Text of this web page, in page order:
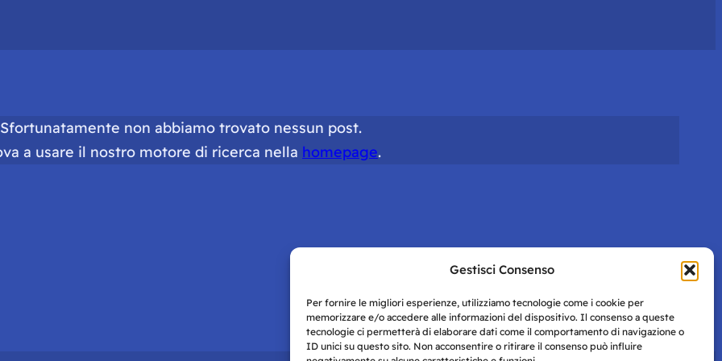
Gestisci Consenso
Per fornire le migliori esperienze, utilizziamo tecnologie come i cookie per
memorizzare e/o accedere alle informazioni del dispositivo. Il consenso a queste
tecnologie ci permetterà di elaborare dati come il comportamento di navigazione o
ID unici su questo sito. Non acconsentire o ritirare il consenso può influire
Sfortunatamente non abbiamo trovato nessun post.
a usare il nostro motore di ricerca nella homepage.